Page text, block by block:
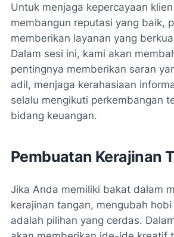
Untuk menjaga kepercayaan
membangun reputasi yang baik,
memberikan layanan yang
Dalam sesi ini, kami akan
pentingnya memberikan saran
adil, menjaga kerahasiaan
selalu mengikuti perkembangan
bidang keuangan.
Pembuatan Kerajinan
Jika Anda memiliki bakat dalam
kerajinan tangan, mengubah
adalah pilihan yang cerdas.